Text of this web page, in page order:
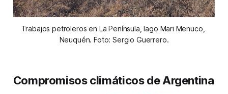
Trabajos petroleros en La Península, lago Mari Menuco,
Neuquén. Foto: Sergio Guerrero.
Compromisos climáticos de Argentina